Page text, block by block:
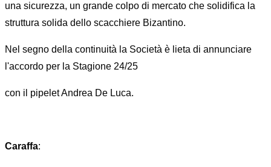
una sicurezza, un grande colpo di mercato che solidifica la
struttura solida dello scacchiere Bizantino.
Nel segno della continuità la Società è lieta di annunciare
l'accordo per la Stagione 24/25
con il pipelet Andrea De Luca.
Caraffa: